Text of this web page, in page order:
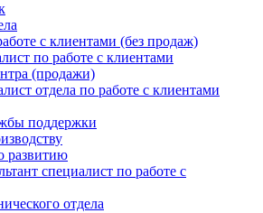
с клиентами (без продаж)
по работе с клиентами
(продажи)
отдела по работе с клиентами
поддержки
развитию
специалист по работе с
отдела